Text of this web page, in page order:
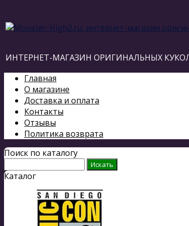
ИНТЕРНЕТ-МАГАЗИН ОРИГИНАЛЬНЫХ
Главная
О магазине
Доставка и оплата
Контакты
Отзывы
Политика возврата
Поиск по каталогу
Каталог